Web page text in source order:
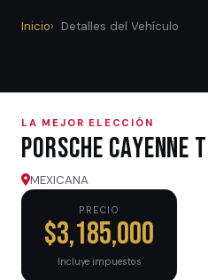
Inicio Detalles del Vehículo
LA MEJOR ELECCIÓN
Porsche CAYENNE
MEXICANA
PRECIO
$3,185,000
Incluye impuestos